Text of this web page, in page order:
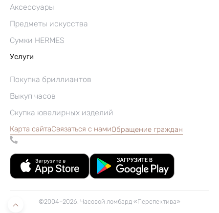
Аксессуары
Предметы искусства
Сумки HERMES
Услуги
Покупка бриллиантов
Выкуп часов
Скупка ювелирных изделий
Карта сайтаСвязаться с намиОбращение граждан
©2004–2026, Часовой ломбард «Перспектива»